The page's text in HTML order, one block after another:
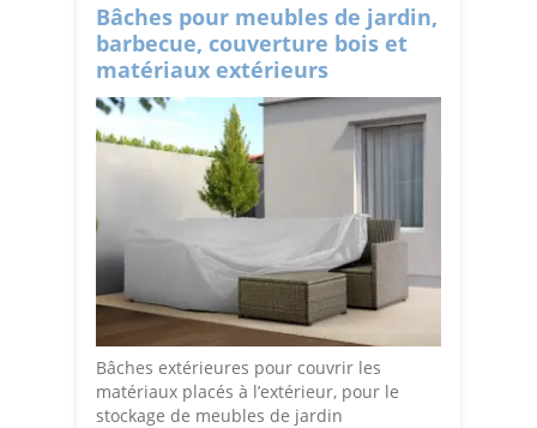
Bâches pour meubles de jardin,
barbecue, couverture bois et
matériaux extérieurs
Bâches extérieures pour couvrir les
matériaux placés à l’extérieur, pour le
stockage de meubles de jardin